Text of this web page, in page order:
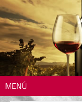
MENÚ